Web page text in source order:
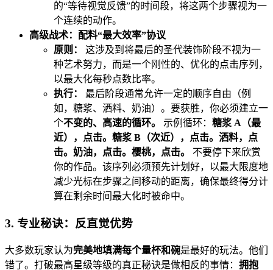
的“等待视觉反馈”的时间段，将这两个步骤视为一
个连续的动作。
高级战术：配料“最大效率”协议
原则：
这涉及到将最后的圣代装饰阶段不视为一
种艺术努力，而是一个刚性的、优化的点击序列，
以最大化每秒点数比率。
执行：
最后阶段通常允许一定的顺序自由（例
如，糖浆、洒料、奶油）。要获胜，你必须建立一
个不变的、高速的循环。 示例循环： 糖浆 A（最
近），点击。糖浆 B（次近），点击。洒料，点
击。奶油，点击。樱桃，点击。
不要停下来欣赏
你的作品。该序列必须预先计划好，以最大限度地
减少光标在步骤之间移动的距离，确保最终得分计
算在剩余时间最大化时被命中。
3. 专业秘诀：反直觉优势
大多数玩家认为完美地填满每个量杯和碗是最好的玩法。他们
错了。打破最高星级等级的真正秘诀是做相反的事情： 拥抱